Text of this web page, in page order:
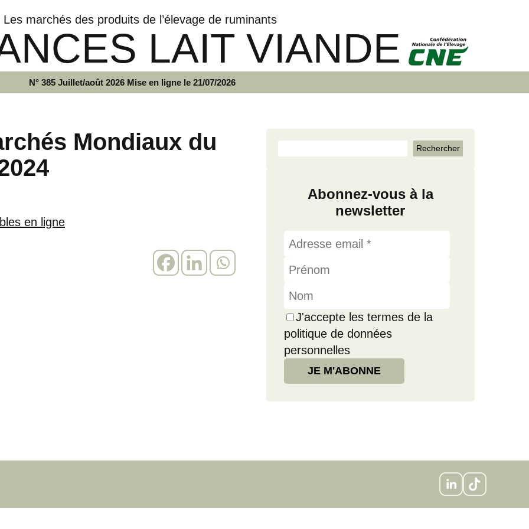
Les marchés des produits de l’élevage de ruminants
LAIT VIANDE
N° 385 Juillet/août 2026 Mise en ligne le 21/07/2026
Mondiaux du
en ligne
Abonnez-vous à la
newsletter
J'accepte les termes de la
politique de données
personnelles